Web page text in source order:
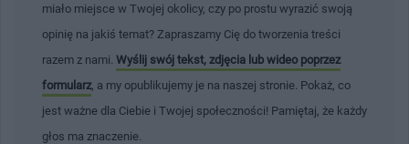
miało miejsce w Twojej okolicy, czy po prostu wyrazić swoją
opinię na jakiś temat? Zapraszamy Cię do tworzenia treści
razem z nami. Wyślij swój tekst, zdjęcia lub wideo poprzez
formularz , a my opublikujemy je na naszej stronie. Pokaż, co
jest ważne dla Ciebie i Twojej społeczności! Pamiętaj, że każdy
głos ma znaczenie.